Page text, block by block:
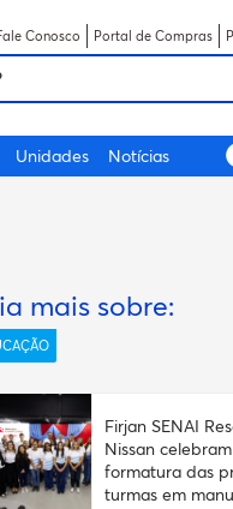
Conosco Portal de Compras
Unidades Notícias
mais sobre:
Firjan SENAI
Nissan celebram
formatura das
turmas em